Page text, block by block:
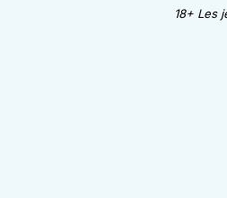
18+ Les